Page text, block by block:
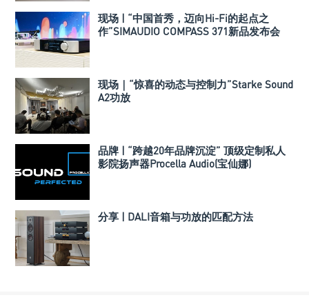
现场 | “中国首秀，迈向Hi-Fi的起点之
作”SIMAUDIO COMPASS 371新品发布会
现场｜“惊喜的动态与控制力”Starke Sound
A2功放
品牌 | “跨越20年品牌沉淀” 顶级定制私人
影院扬声器Procella Audio(宝仙娜)
分享 | DALI音箱与功放的匹配方法